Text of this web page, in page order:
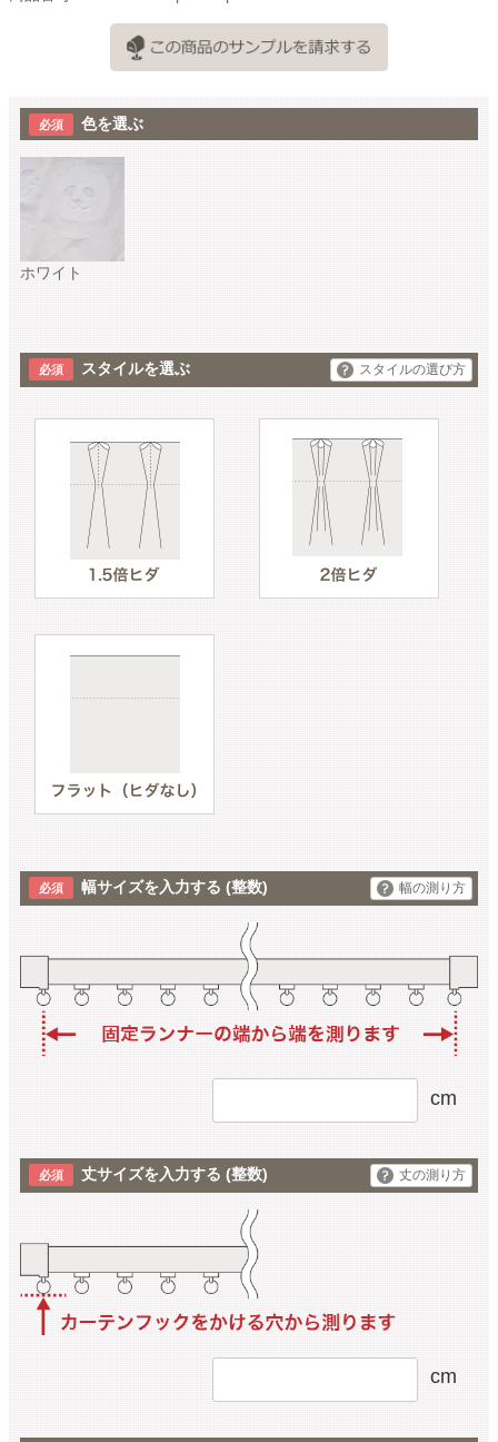
色を選ぶ
ホワイト
スタイルを選ぶ スタイルの選び方
幅サイズを入力する (整数) 幅の測り方
cm
丈サイズを入力する (整数) 丈の測り方
cm